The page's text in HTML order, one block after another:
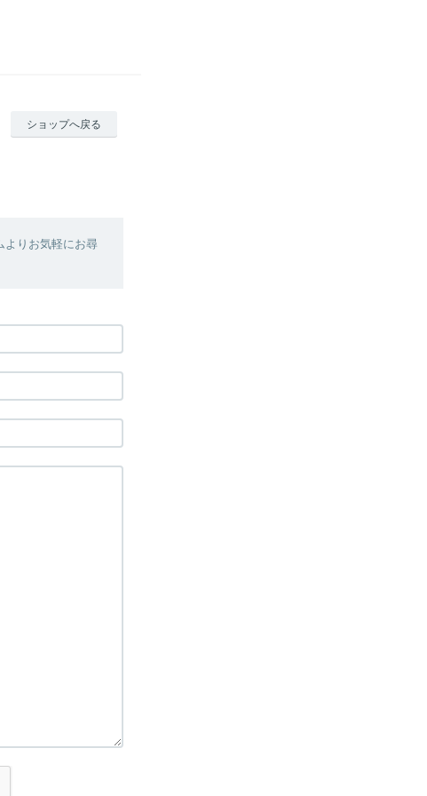
ショップへ戻る
よりお気軽にお尋